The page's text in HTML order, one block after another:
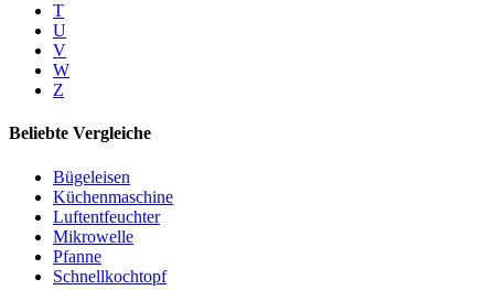
T
U
V
W
Z
Beliebte Vergleiche
Bügeleisen
Küchenmaschine
Luftentfeuchter
Mikrowelle
Pfanne
Schnellkochtopf